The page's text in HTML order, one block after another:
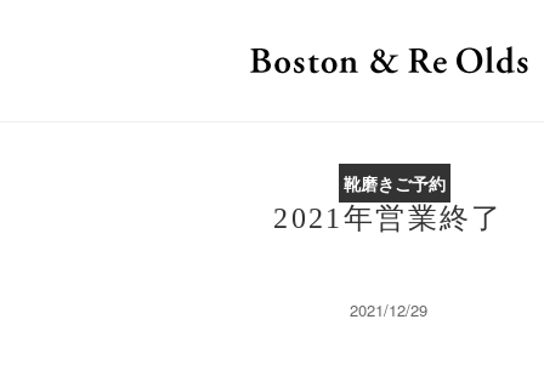
靴磨きご予約
2021年営業終了
2021/12/29